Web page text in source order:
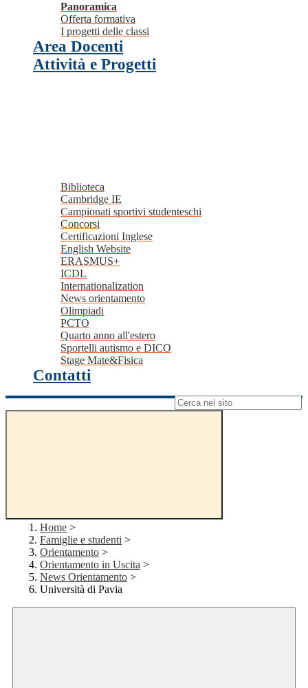
Panoramica
Offerta formativa
I progetti delle classi
Area Docenti
Attività e Progetti
Biblioteca
Cambridge IE
Campionati sportivi studenteschi
Concorsi
Certificazioni Inglese
English Website
ERASMUS+
ICDL
Internationalization
News orientamento
Olimpiadi
PCTO
Quarto anno all'estero
Sportelli autismo e DICO
Stage Mate&Fisica
Contatti
Campo di ricerca per le pagine del sito
Home >
Famiglie e studenti >
Orientamento >
Orientamento in Uscita >
News Orientamento >
Università di Pavia